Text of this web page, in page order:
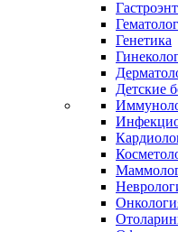
Генетика
Детские